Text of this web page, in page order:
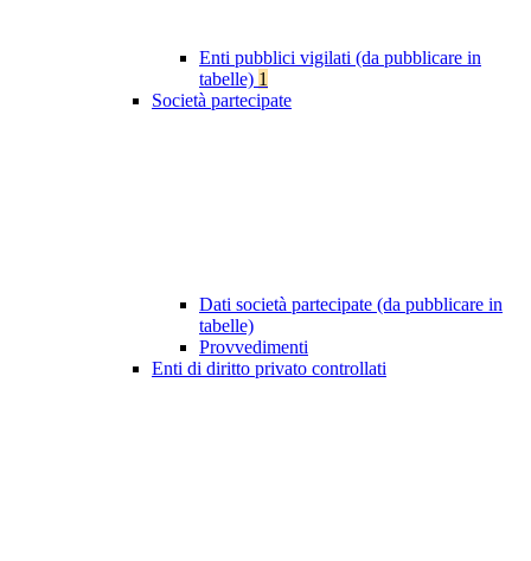
Enti pubblici vigilati (da pubblicare in
tabelle) 1
Società partecipate
Dati società partecipate (da pubblicare in
tabelle)
Provvedimenti
Enti di diritto privato controllati